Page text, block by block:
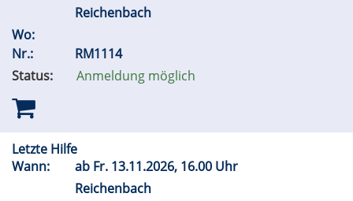
Reichenbach
Wo:
Nr.:
RM1114
Status:
Anmeldung möglich
Letzte Hilfe
Wann:
ab Fr. 13.11.2026, 16.00 Uhr
Reichenbach